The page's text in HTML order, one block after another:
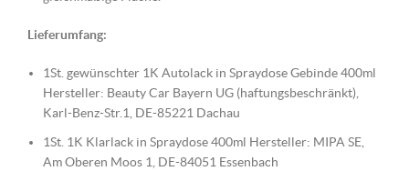
Lieferumfang:
1St. gewünschter 1K Autolack in Spraydose Gebinde 400ml
Hersteller: Beauty Car Bayern UG (haftungsbeschränkt),
Karl-Benz-Str.1, DE-85221 Dachau
1St. 1K Klarlack in Spraydose 400ml Hersteller: MIPA SE,
Am Oberen Moos 1, DE-84051 Essenbach